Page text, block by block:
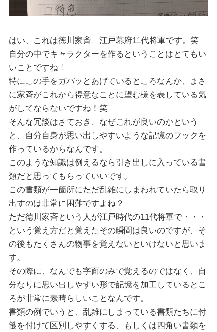
はい、これは徳川家斉、江戸幕府11代将軍です。笑
自分の中でキャラクターを作るということはとてもい
いことですね！
特にこの手をガバッとあげているところなんか、まさ
に家斉がこれから得意なことに望む様を表している気
がしてならないですね！笑
そんな冗談はさておき、なぜこれが良いのかという
と、自分自身が思い出しやすいような記憶のフックを
作っているからなんです。
このような知識は例えるなら引き出しに入っている書
類だと思ってもらっていいです。
この書類が一箇所にただ乱雑にしまわれていたら取り
出すのは非常に困難ですよね？
ただ徳川家斉という人が江戸時代の11代将軍で・・・
という覚え方だと覚えたその瞬間は良いのですが、そ
の後もたくさんの物事を覚えないといけないと思いま
す。
その際に、なんでも字面のみで覚えるのではなく、自
分なりに思い出しやすい形で記憶を加工しているとこ
ろが非常に素晴らしいことなんです。
書類の例でいうと、乱雑にしまっている書類たちに付
箋を付けて区別しやすくする、もしくは四角い書類を